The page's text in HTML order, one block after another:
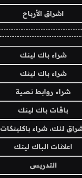
اشراق الأرباح
شراء باك لينك
شراء باك لينك
شراء روابط نصية
باقات باك لينك
لنك، شراء باكلينكات
اعلانات الباك لينك
التدريس